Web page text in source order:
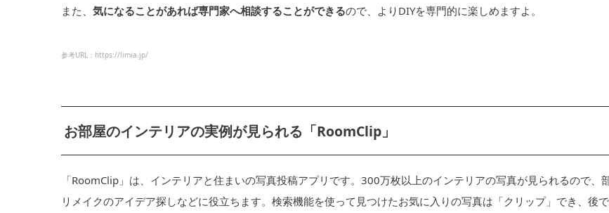
また、 気になることがあれば専門家へ相談することができるので、よりDIYを専門的に楽しめますよ。
参考URL：https://limia.jp/
お部屋のインテリアの実例が見られる「RoomClip」
「RoomClip」は、インテリアと住まいの写真投稿アプリです。300万枚以上のインテリアの写真が見られるので、
リメイクのアイデア探しなどに役立ちます。検索機能を使って見つけたお気に入りの写真は「クリップ」でき、後